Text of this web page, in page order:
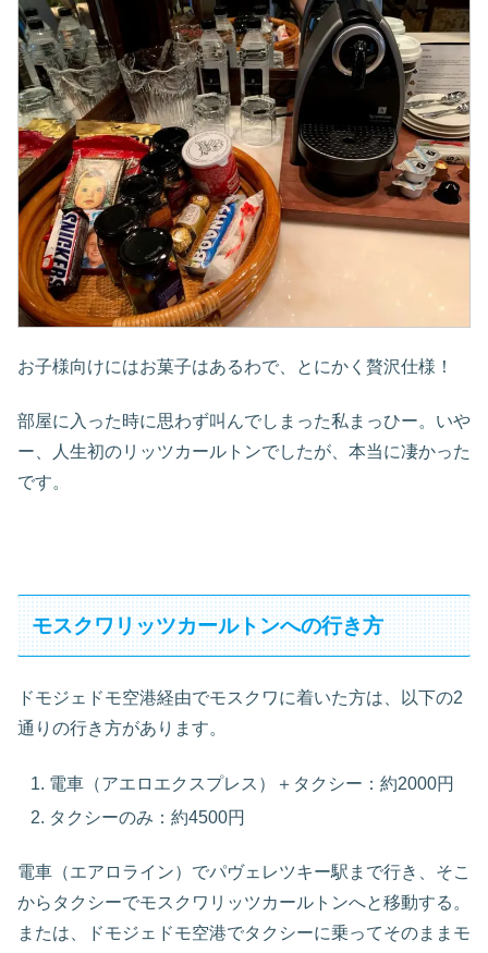
お子様向けにはお菓子はあるわで、とにかく贅沢仕様！
部屋に入った時に思わず叫んでしまった私まっひー。いや
ー、人生初のリッツカールトンでしたが、本当に凄かった
です。
モスクワリッツカールトンへの行き方
ドモジェドモ空港経由でモスクワに着いた方は、以下の2
通りの行き方があります。
電車（アエロエクスプレス）
＋タクシー：約2000円
タクシーのみ：約4500円
電車（エアロライン）でパヴェレツキー駅まで行き、そこ
からタクシーでモスクワリッツカールトンへと移動する。
または、ドモジェドモ空港でタクシーに乗ってそのままモ